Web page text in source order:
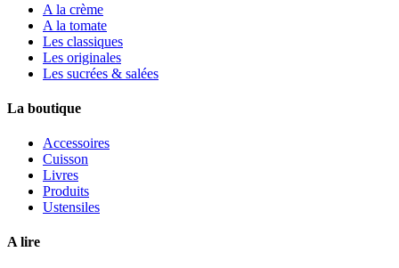
A la crème
A la tomate
Les classiques
Les originales
Les sucrées & salées
La boutique
Accessoires
Cuisson
Livres
Produits
Ustensiles
A lire